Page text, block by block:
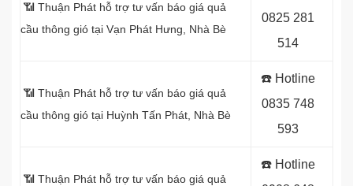
📶 Thuận Phát hỗ trợ tư vấn báo giá quả
cầu thông gió tại Vạn Phát Hưng , Nhà Bè
0825 281
514
📶 Thuận Phát hỗ trợ tư vấn báo giá quả
cầu thông gió tại Huỳnh Tấn Phát , Nhà Bè
☎️ Hotline
0835 748
593
📶 Thuận Phát hỗ trợ tư vấn báo giá quả
☎️ Hotline